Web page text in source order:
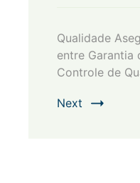
Qualidade
entre Garantia
Controle de
Next